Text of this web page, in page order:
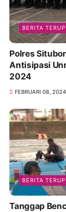
BERITA
Polres
Antisipasi
2024
FEBRUARI 08, 2024
BERITA
Tanggap